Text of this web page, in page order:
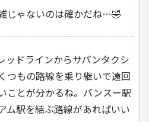
じゃないのは確かだね…🤣
ッドラインからサパンタクシ
つもの路線を乗り継いで遠回
ことが分かるね。バンスー駅
ム駅を結ぶ路線があればいい